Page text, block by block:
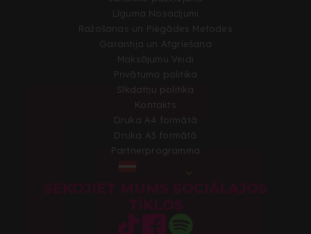
Līguma Nosacījumi
Ražošanas un Piegādes Metodes
Garantija un Atgriešana
Maksājumu Veidi
Privātuma politika
Sīkdatņu politika
Kontakts
Druka A4 formātā
Druka A3 formātā
Partnerprogramma
SEKOJIET MUMS SOCIĀLAJOS